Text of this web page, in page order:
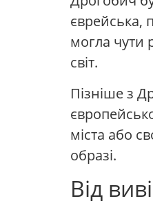
єврейська,
могла чути
світ.
Пізніше з
міста або
образі.
Від